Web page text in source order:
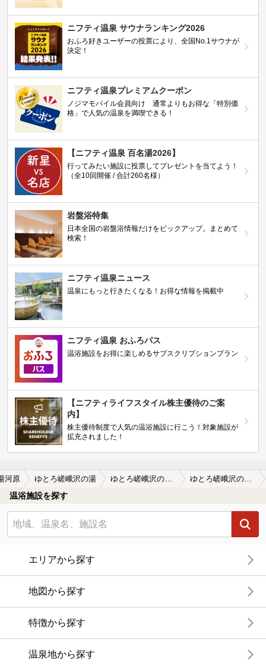
ニフティ温泉 サウナランキング2026
おふろ好きユーザーの投票により、全国No.1サウナが
決定！
ニフティ温泉プレミアムクーポン
ノジマモバイル会員向け 通常よりもお得な「特別価
格」で人気の温泉を満喫できる！
【ニフティ温泉 百名湯2026】
行ってみたい施設に投票してプレゼントを当てよう！
（全10回開催 / 合計260名様）
岩盤浴特集
日本全国の岩盤浴情報だけをピックアップ。まとめて
検索！
ニフティ温泉ニュース
温泉にもっと行きたくなる！お得な情報を掲載中
ニフティ温泉 おふろパス
温浴施設をお得に楽しめるサブスクリプションプラン
【ニフティライフスタイル株主優待のご案
内】
株主優待制度で人気の温浴施設に行こう！対象施設が
拡充されました！
河原 ゆとろ嵯峨沢の湯 ゆとろ嵯峨沢の湯の口コミ一覧 ゆとろ嵯峨沢の湯の口コミ 平日の昼下がり
温浴施設を探す
エリアから探す
地図から探す
特徴から探す
温泉地から探す